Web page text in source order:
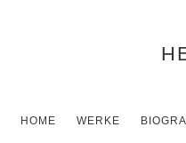
HOME WERKE